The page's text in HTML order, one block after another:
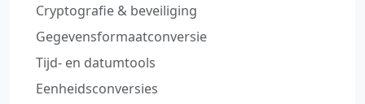
Cryptografie & beveiliging
Gegevensformaatconversie
Tijd‑ en datumtools
Eenheidsconversies